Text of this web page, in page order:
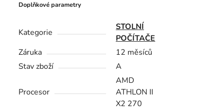
Doplňkové parametry
Kategorie
STOLNÍ
POČÍTAČE
Záruka
12 měsíců
Stav zboží
A
Procesor
AMD
ATHLON II
X2 270